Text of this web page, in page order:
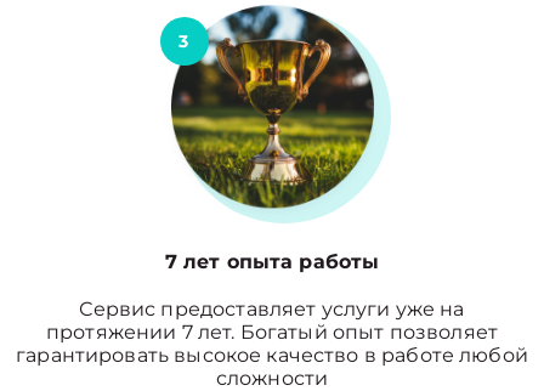
3
7 лет опыта работы
Сервис предоставляет услуги уже на
протяжении 7 лет. Богатый опыт позволяет
гарантировать высокое качество в работе любой
сложности